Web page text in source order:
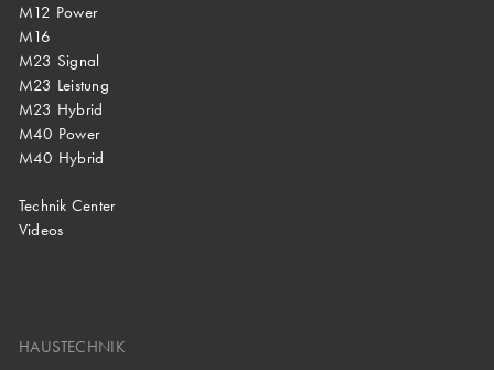
M12 Power
M16
M23 Signal
M23 Leistung
M23 Hybrid
M40 Power
M40 Hybrid
Technik Center
Videos
HAUSTECHNIK